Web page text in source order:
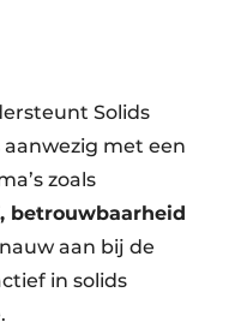
Solids
met een
zoals
betrouwbaarheid
aan bij de
in solids